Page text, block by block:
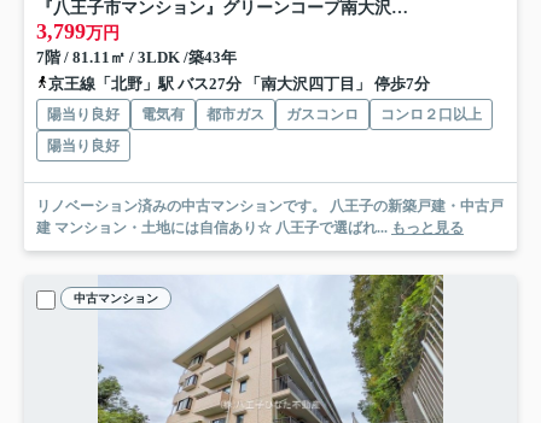
『八王子市マンション』グリーンコープ南大沢【仲介手数料無料】 八王子市南大沢3-2
3,799万円
7階 / 81.11㎡ / 3LDK /築43年
京王線「北野」駅 バス27分 「南大沢四丁目」 停歩7分
陽当り良好 電気有 都市ガス ガスコンロ
コンロ２口以上
陽当り良好
リノベーション済みの中古マンションです。 八王子の新築戸建・中古戸
建 マンション・土地には自信あり☆ 八王子で選ばれ... もっと見る
中古マンション